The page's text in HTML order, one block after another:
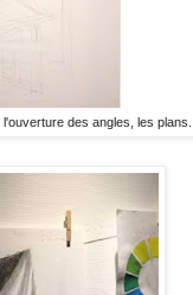
des angles, les plans...